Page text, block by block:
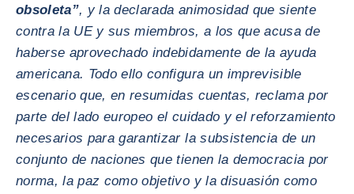
obsoleta”, y la declarada animosidad que siente
contra la UE y sus miembros, a los que acusa de
haberse aprovechado indebidamente de la ayuda
americana. Todo ello configura un imprevisible
escenario que, en resumidas cuentas, reclama por
parte del lado europeo el cuidado y el reforzamiento
necesarios para garantizar la subsistencia de un
conjunto de naciones que tienen la democracia por
norma, la paz como objetivo y la disuasión como